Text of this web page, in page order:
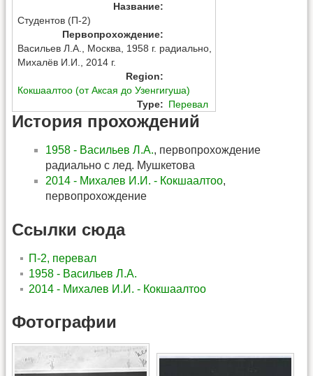
Название:
Студентов (П-2)
Первопрохождение:
Васильев Л.А., Москва, 1958 г. радиально,
Михалёв И.И.,2014 г.
Region:
Кокшаалтоо (от Аксая до Узенгигуша)
Type: Перевал
История прохождений
1958 - Васильев Л.А., первопрохождение
радиально с лед. Мушкетова
2014 - Михалев И.И. - Кокшаалтоо,
первопрохождение
Ссылки сюда
П-2, перевал
1958 - Васильев Л.А.
2014 - Михалев И.И. - Кокшаалтоо
Фотографии